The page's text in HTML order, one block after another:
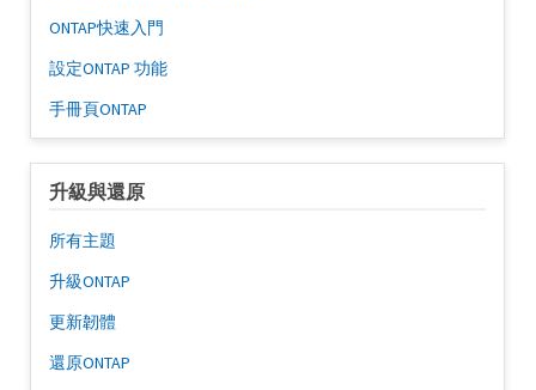
ONTAP快速入門
設定ONTAP 功能
手冊頁ONTAP
升級與還原
所有主題
升級ONTAP
更新韌體
還原ONTAP